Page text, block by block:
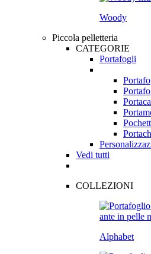
Woody
Piccola pelletteria
CATEGORIE
Portafogli
Vedi tutti
COLLEZIONI
Alphabet